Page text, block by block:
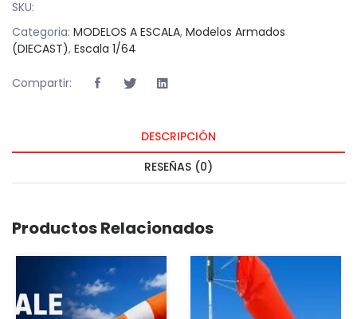
SKU:
Categoria: MODELOS A ESCALA, Modelos Armados
(DIECAST), Escala 1/64
Compartir:
DESCRIPCIÓN
RESEÑAS (0)
Productos Relacionados